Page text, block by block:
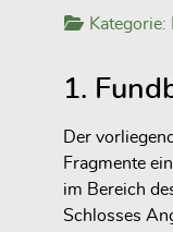
Kategorie:
1.
Der
Fragmente
im Bereich
Schlosses